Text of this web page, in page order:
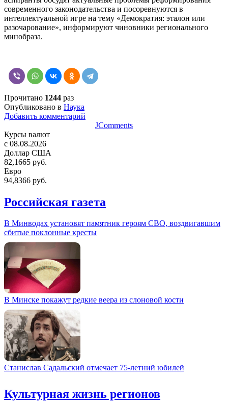
современного законодательства и посоревнуются в
интеллектуальной игре на тему «Демократия: эталон или
разочарование», информируют чиновники регионального
минобраза.
Прочитано 1244 раз
Опубликовано в Наука
Добавить комментарий
JComments
Курсы валют
c 08.08.2026
Доллар США
82,1665 руб.
Евро
94,8366 руб.
Российская газета
В Минводах установят памятник героям СВО, воздвигавшим
сбитые поклонные кресты
В Минске покажут редкие веера из слоновой кости
Станислав Садальский отмечает 75-летний юбилей
Культурная жизнь регионов